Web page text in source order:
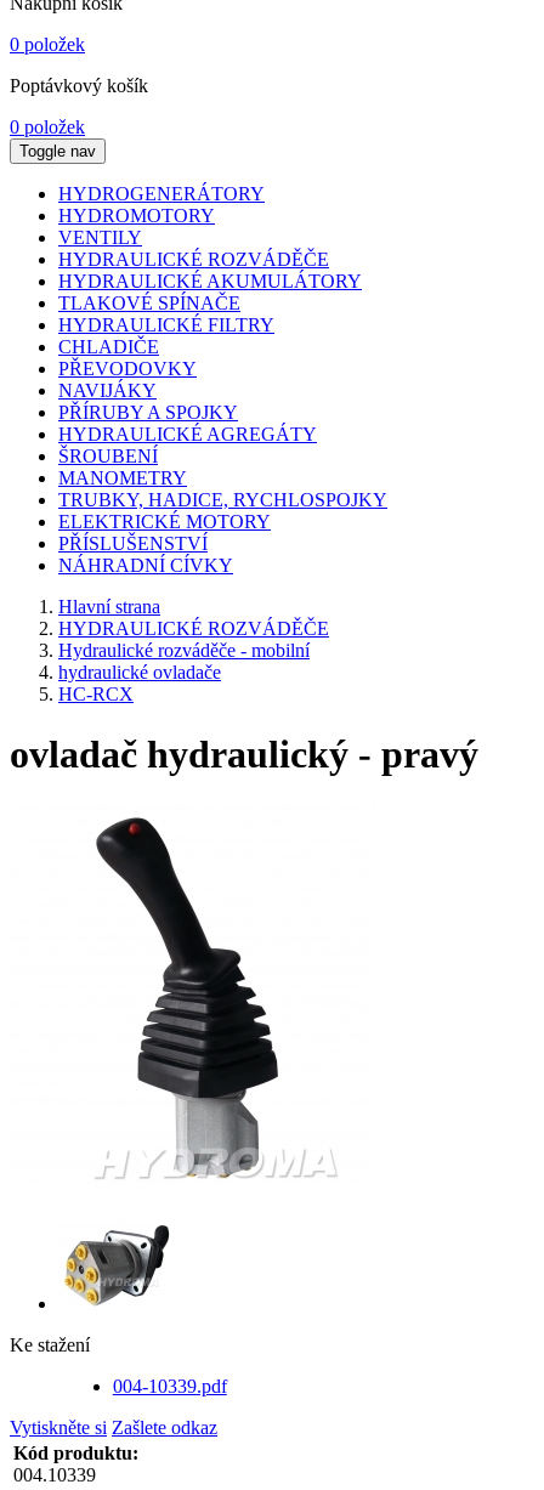
0 položek
Poptávkový košík
0 položek
Toggle nav
HYDROGENERÁTORY
HYDROMOTORY
VENTILY
HYDRAULICKÉ ROZVÁDĚČE
HYDRAULICKÉ AKUMULÁTORY
TLAKOVÉ SPÍNAČE
HYDRAULICKÉ FILTRY
CHLADIČE
PŘEVODOVKY
NAVIJÁKY
PŘÍRUBY A SPOJKY
HYDRAULICKÉ AGREGÁTY
ŠROUBENÍ
MANOMETRY
TRUBKY, HADICE, RYCHLOSPOJKY
ELEKTRICKÉ MOTORY
PŘÍSLUŠENSTVÍ
NÁHRADNÍ CÍVKY
Hlavní strana
HYDRAULICKÉ ROZVÁDĚČE
Hydraulické rozváděče - mobilní
hydraulické ovladače
HC-RCX
ovladač hydraulický - pravý
Ke stažení
004-10339.pdf
Vytiskněte si Zašlete odkaz
Kód produktu:
004.10339